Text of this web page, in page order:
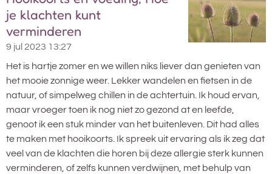
je klachten kunt
verminderen
9 jul 2023 13:27
Het is hartje zomer en we willen niks liever dan genieten van
het mooie zonnige weer. Lekker wandelen en fietsen in de
natuur, of simpelweg chillen in de achtertuin. Ik houd ervan,
maar vroeger toen ik nog niet zo gezond at en leefde,
genoot ik een stuk minder van het buitenleven. Dit had alles
te maken met hooikoorts. Ik spreek uit ervaring als ik zeg dat
veel van de klachten die horen bij deze allergie sterk kunnen
verminderen, of zelfs kunnen verdwijnen, met behulp van